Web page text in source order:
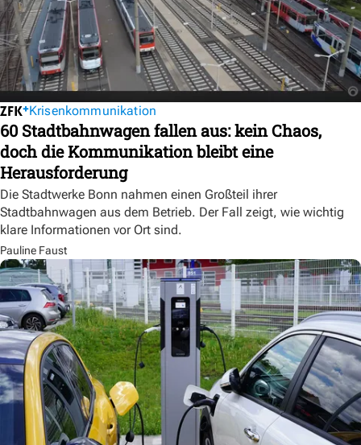
Krisenkommunikation
60 Stadtbahnwagen fallen aus: kein Chaos,
doch die Kommunikation bleibt eine
Herausforderung
Die Stadtwerke Bonn nahmen einen Großteil ihrer
Stadtbahnwagen aus dem Betrieb. Der Fall zeigt, wie wichtig
klare Informationen vor Ort sind.
Pauline Faust